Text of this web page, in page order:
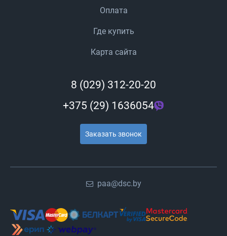
Оплата
Где купить
Карта сайта
8 (029) 312-20-20
+375 (29) 1636054
Заказать звонок
paa@dsc.by